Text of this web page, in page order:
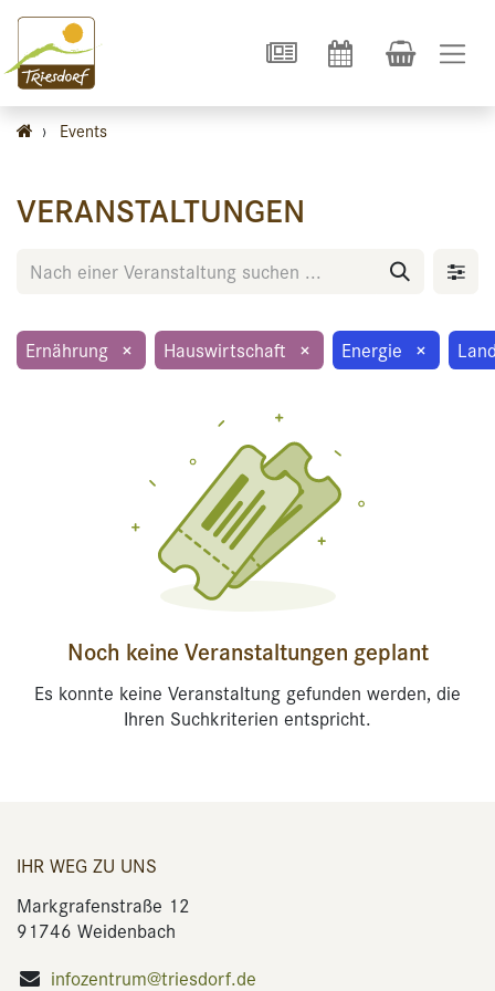
› Events
VERANSTALTUNGEN
Ernährung × Hauswirtschaft × Energie ×
Noch keine Veranstaltungen geplant
Es konnte keine Veranstaltung gefunden werden, die
Ihren Suchkriterien entspricht.
IHR WEG ZU UNS
Markgrafenstraße 12
91746 Weidenbach
infozentrum@triesdorf.de